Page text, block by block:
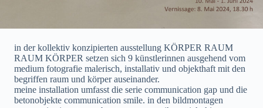
in der kollektiv konzipierten ausstellung KÖRPER RAUM
RAUM KÖRPER setzen sich 9 künstlerinnen ausgehend vom
medium fotografie malerisch, installativ und objekthaft mit den
begriffen raum und körper auseinander.
meine installation umfasst die serie communication gap und die
betonobjekte communication smile. in den bildmontagen